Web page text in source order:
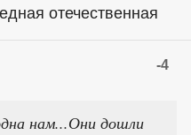
отечественная
-4
нам...Они дошли